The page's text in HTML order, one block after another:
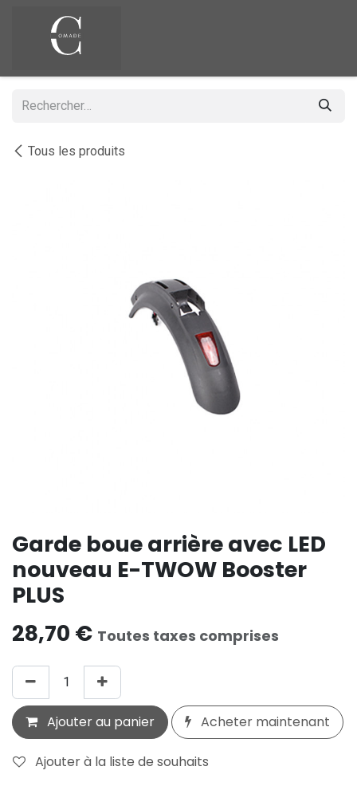
Tous les produits
Garde boue arrière avec LED
nouveau E-TWOW Booster
PLUS
28,70 € Toutes taxes comprises
Ajouter au panier Acheter maintenant
Ajouter à la liste de souhaits